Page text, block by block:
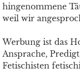
hingenommene
weil wir
Werbung ist das
Ansprache,
Fetischisten